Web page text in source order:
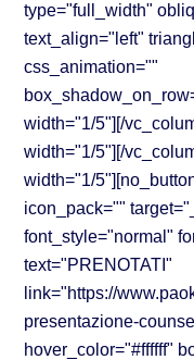
type="full_width"
text_align="left"
css_animation=""
width="1/5"][/
width="1/5"][/
width="1/
icon_pack=""
font_style="normal"
text="PRENOTATI"
link="https://
presentazione-
hover_color="#ffffff"